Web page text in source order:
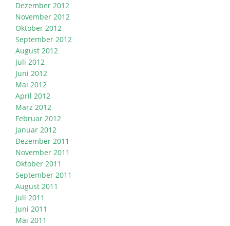
Dezember 2012
November 2012
Oktober 2012
September 2012
August 2012
Juli 2012
Juni 2012
Mai 2012
April 2012
März 2012
Februar 2012
Januar 2012
Dezember 2011
November 2011
Oktober 2011
September 2011
August 2011
Juli 2011
Juni 2011
Mai 2011